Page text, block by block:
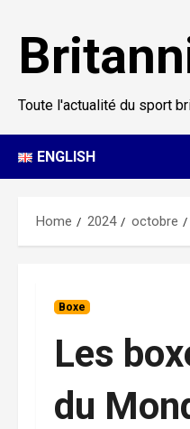
content
Toute l'actualité du sport
ENGLISH
Home 2024 octobre
Boxe
Les
du